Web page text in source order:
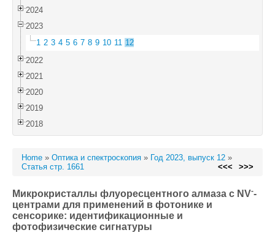
2024
2023
1 2 3 4 5 6 7 8 9 10 11 12
2022
2021
2020
2019
2018
Home » Оптика и спектроскопия » Год 2023, выпуск 12 »
Статья стр. 1661
<<< >>>
Микрокристаллы флуоресцентного алмаза с NV--
центрами для применений в фотонике и
cенсорике: идентификационные и
фотофизические сигнатуры